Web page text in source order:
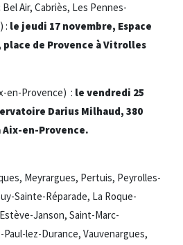
Air, Cabriès, Les Pennes-
: le jeudi 17 novembre, Espace
place de Provence à Vitrolles
en-Provence) : le vendredi 25
Darius Milhaud, 380
Aix-en-Provence.
Meyrargues, Pertuis, Peyrolles-
Sainte-Réparade, La Roque-
Janson, Saint-Marc-
lez-Durance, Vauvenargues,